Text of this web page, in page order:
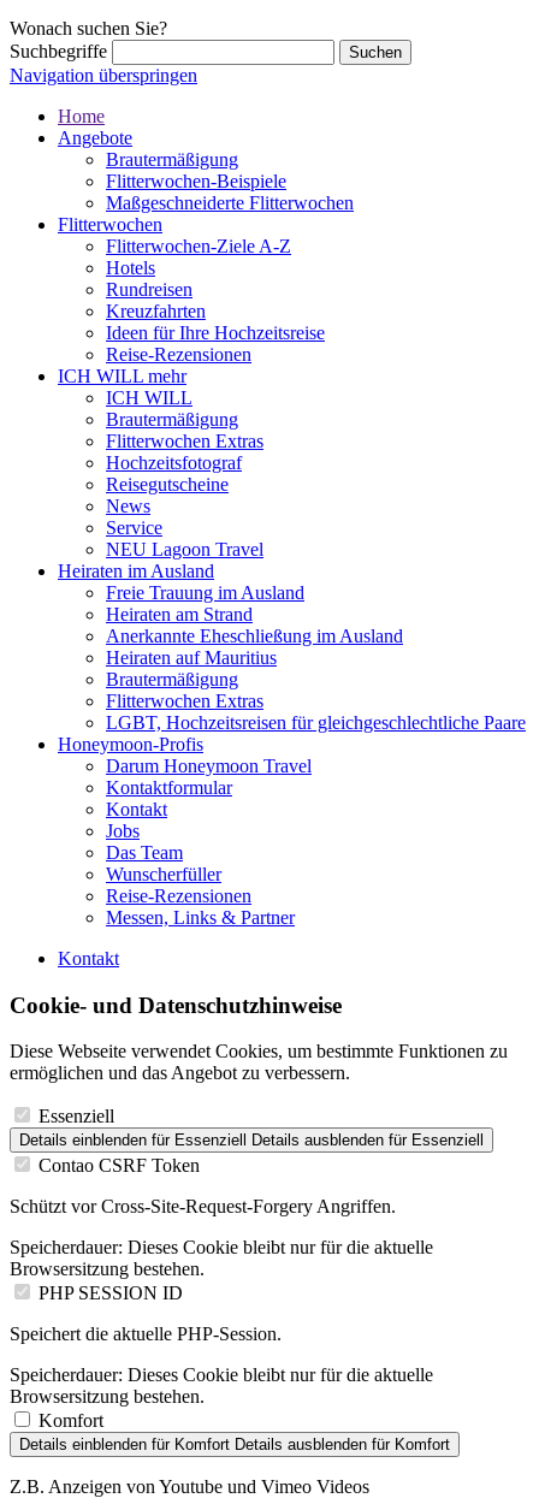
Wonach suchen Sie?
Suchbegriffe
Navigation überspringen
Home
Angebote
Brautermäßigung
Flitterwochen-Beispiele
Maßgeschneiderte Flitterwochen
Flitterwochen
Flitterwochen-Ziele A-Z
Hotels
Rundreisen
Kreuzfahrten
Ideen für Ihre Hochzeitsreise
Reise-Rezensionen
ICH WILL mehr
ICH WILL
Brautermäßigung
Flitterwochen Extras
Hochzeitsfotograf
Reisegutscheine
News
Service
NEU Lagoon Travel
Heiraten im Ausland
Freie Trauung im Ausland
Heiraten am Strand
Anerkannte Eheschließung im Ausland
Heiraten auf Mauritius
Brautermäßigung
Flitterwochen Extras
LGBT, Hochzeitsreisen für gleichgeschlechtliche Paare
Honeymoon-Profis
Darum Honeymoon Travel
Kontaktformular
Kontakt
Jobs
Das Team
Wunscherfüller
Reise-Rezensionen
Messen, Links & Partner
Kontakt
Cookie- und Datenschutzhinweise
Diese Webseite verwendet Cookies, um bestimmte Funktionen zu
ermöglichen und das Angebot zu verbessern.
Essenziell
Details einblenden für Essenziell Details ausblenden für Essenziell
Contao CSRF Token
Schützt vor Cross-Site-Request-Forgery Angriffen.
Speicherdauer: Dieses Cookie bleibt nur für die aktuelle
Browsersitzung bestehen.
PHP SESSION ID
Speichert die aktuelle PHP-Session.
Speicherdauer: Dieses Cookie bleibt nur für die aktuelle
Browsersitzung bestehen.
Komfort
Details einblenden für Komfort Details ausblenden für Komfort
Z.B. Anzeigen von Youtube und Vimeo Videos